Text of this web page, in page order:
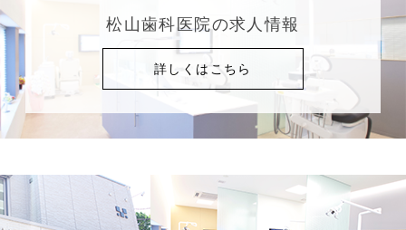
松山歯科医院の求人情報
詳しくはこちら